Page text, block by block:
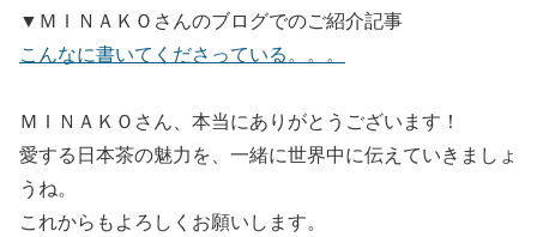
▼ＭＩＮＡＫＯさんのブログでのご紹介記事
こんなに書いてくださっている。。。
ＭＩＮＡＫＯさん、本当にありがとうございます！
愛する日本茶の魅力を、一緒に世界中に伝えていきましょ
うね。
これからもよろしくお願いします。